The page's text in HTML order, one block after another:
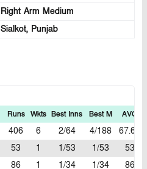
Right Arm Medium
Sialkot, Punjab
Runs Wkts Best Inns Best M AVG
406 6 2/64 4/188
67.66
53 1 1/53 1/53
53
86 1 1/34 1/34 86